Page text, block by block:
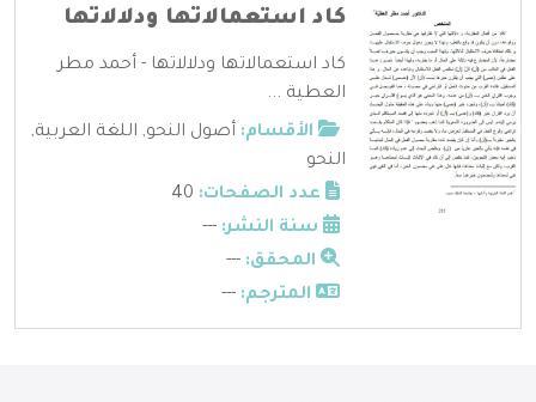
كاد استعمالاتها ودلالاتها
كاد استعمالاتها ودلالاتها - أحمد مطر
العطية ...
الأقسام: أصول النحو, اللغة العربية,
النحو
عدد الصفحات:
سنة النشر: ---
المحقق: ---
المترجم: ---